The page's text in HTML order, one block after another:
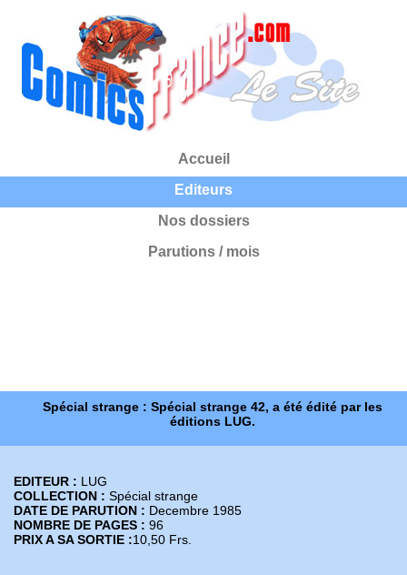
Accueil
Editeurs
Nos dossiers
Parutions / mois
Spécial strange : Spécial strange 42, a été édité par les
éditions LUG.
EDITEUR : LUG
COLLECTION : Spécial strange
DATE DE PARUTION : Decembre 1985
NOMBRE DE PAGES : 96
PRIX A SA SORTIE :10,50 Frs.